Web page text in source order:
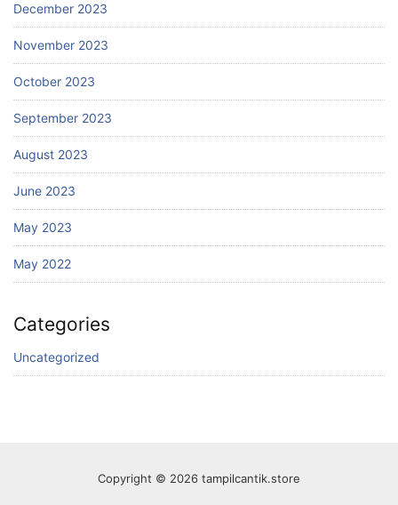
December 2023
November 2023
October 2023
September 2023
August 2023
June 2023
May 2023
May 2022
Categories
Uncategorized
Copyright © 2026 tampilcantik.store